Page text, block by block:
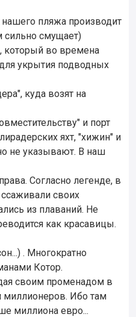
пляжа производит
сильно смущает)
который во времена
укрытия подводных
куда возят на
и порт
яхт, "хижин" и
не указывают. В наш
Согласно легенде, в
своих
из плаваний. Не
как красавицы.
. Многократно
Котор.
своим променадом в
миллионеров. Ибо там
миллиона евро...